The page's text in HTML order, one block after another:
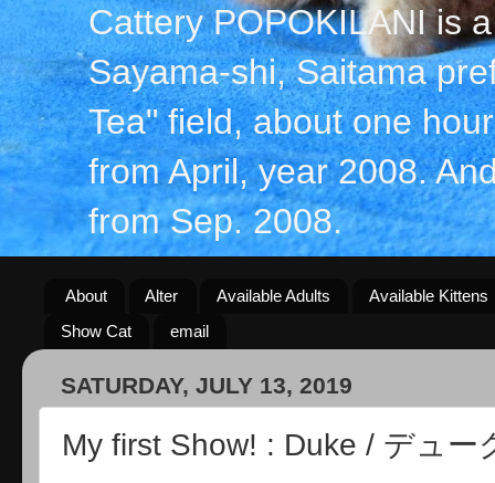
Cattery POPOKILANI is
Sayama-shi, Saitama
Tea" field, about one
from April, year 2008.
from Sep. 2008.
About Alter Available Adults
Available Kittens
Show Cat
email
SATURDAY, JULY 13, 2019
My first Show! : Duke / デュー